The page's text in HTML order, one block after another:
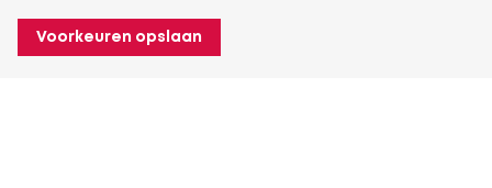
Voorkeuren opslaan